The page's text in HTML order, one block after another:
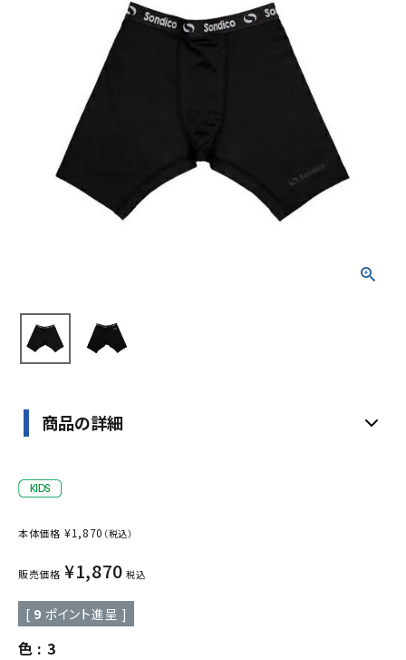
SALE品はこちら
INFORMATIOM
ご利用ガイド
お問い合わせ
商品の詳細
本体価格 ¥1,870 （税込）
販売価格 ¥1,870 税込
[ 9 ポイント進呈 ]
色 3